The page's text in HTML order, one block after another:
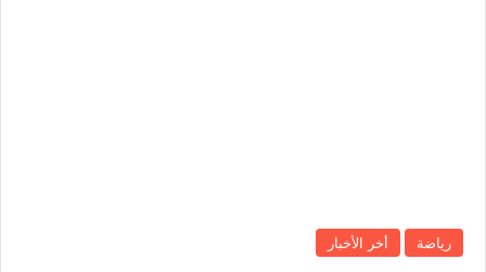
رياضة أخر الأخبار